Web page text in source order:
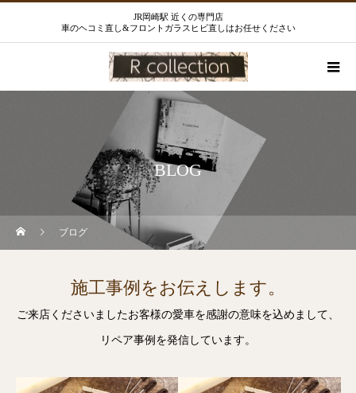
JR岡崎駅 近くの専門店
車のヘコミ直し&フロントガラスヒビ直しはお任せください
BLOG
ブログ
施工事例をお伝えします。
ご来店くださいましたお客様の愛車を感謝の意味を込めまして、
リペア事例を発信しています。